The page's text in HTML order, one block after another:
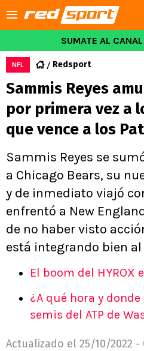
SUMATE AL
NFL Redsport
Sammis Reyes
por primera vez a
que vence a los
Sammis Reyes se
a Chicago Bears, su
y de inmediato viajó
enfrentó a New
de no haber visto
está integrando bien
El boom del HYROX
¿A qué hora y
semis del ATP de
Actualizado el 25/10/2022 -